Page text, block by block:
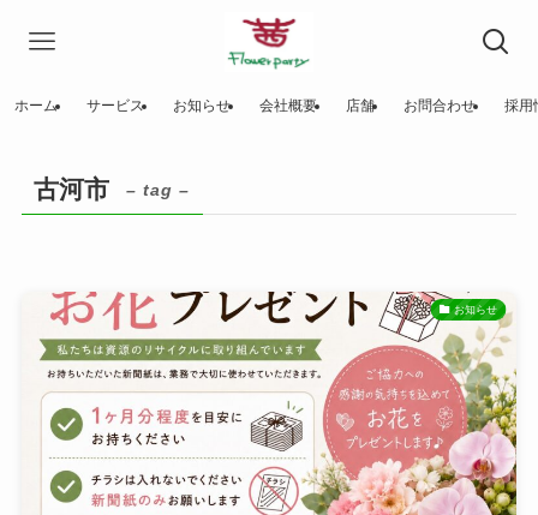
ホーム サービス お知らせ 会社概要 店舗 お問合わせ 採用
古河市 – tag –
お知らせ